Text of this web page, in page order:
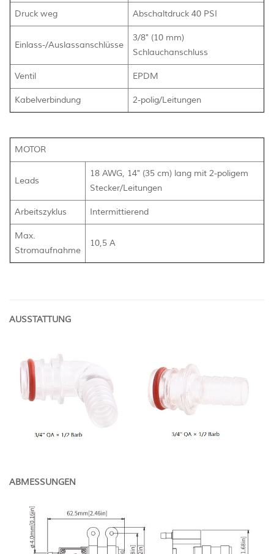
Druck weg Abschaltdruck 40 PSI
Einlass-/Auslassanschlüsse
3/8" (10 mm)
Schlauchanschluss
Ventil EPDM
Kabelverbindung 2-polig/Leitungen
MOTOR
Leads
18 AWG, 14" (35 cm) lang mit 2-poligem
Stecker/Leitungen
Arbeitszyklus Intermittierend
Max.
Stromaufnahme
10,5 A
AUSSTATTUNG
ABMESSUNGEN